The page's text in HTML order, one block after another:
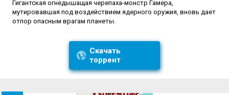
Гигантская огнедышащая черепаха-монстр Гамера,
мутировавшая под воздействием ядерного оружия, вновь дает
отпор опасным врагам планеты.
Скачать
торрент